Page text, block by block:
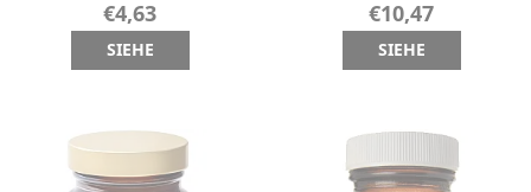
€4,63
SIEHE
€10,47
SIEHE